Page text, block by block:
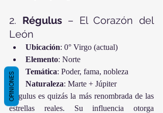
2. Régulus – El Corazón del
León
Ubicación: 0° Virgo (actual)
Elemento: Norte
Temática: Poder, fama, nobleza
Naturaleza: Marte + Júpiter
Régulus es quizás la más renombrada de las
estrellas reales. Su influencia otorga
OPINIONES